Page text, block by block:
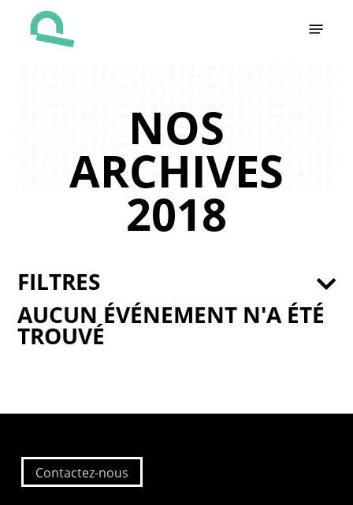
NOS
ARCHIVES
2018
AUCUN ÉVÉNEMENT N'A ÉTÉ
TROUVÉ
FILTRES
Contactez-nous